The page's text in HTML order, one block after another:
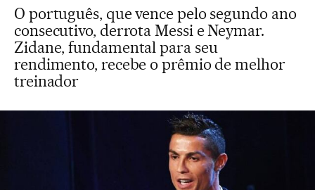
O português, que vence pelo segundo ano
consecutivo, derrota Messi e Neymar.
Zidane, fundamental para seu
rendimento, recebe o prêmio de melhor
treinador